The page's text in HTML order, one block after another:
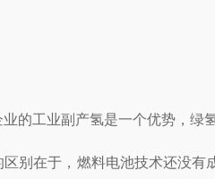
的工业副产氢是一个优势， 绿
别在于，燃料电池技术还没